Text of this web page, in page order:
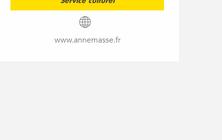
www.annemasse.fr